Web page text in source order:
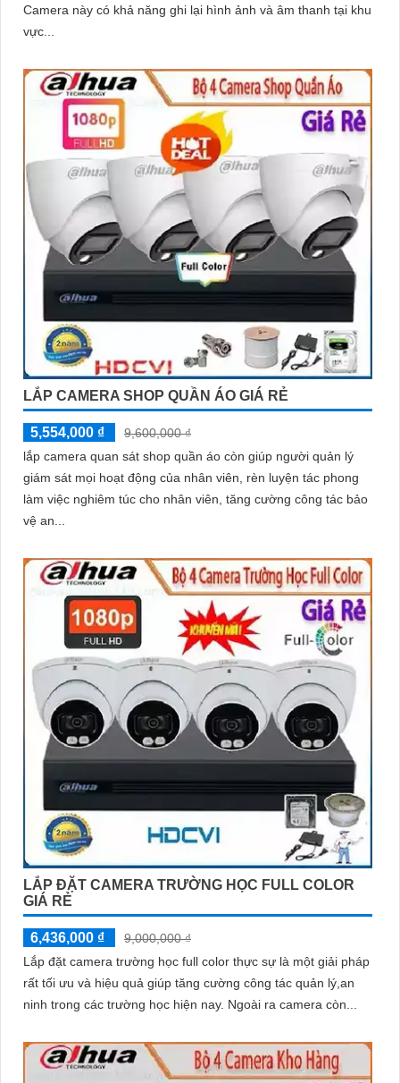
Camera này có khả năng ghi lại hình ảnh và âm thanh tại khu
vực...
LẮP CAMERA SHOP QUẦN ÁO GIÁ RẺ
5,554,000 ₫
9,600,000 ₫
lắp camera quan sát shop quần áo còn giúp người quản lý
giám sát mọi hoạt động của nhân viên, rèn luyện tác phong
làm việc nghiêm túc cho nhân viên, tăng cường công tác bảo
vệ an...
LẮP ĐẶT CAMERA TRƯỜNG HỌC FULL COLOR
GIÁ RẺ
6,436,000 ₫
9,000,000 ₫
Lắp đặt camera trường học full color thực sự là một giải pháp
rất tối ưu và hiệu quả giúp tăng cường công tác quản lý,an
ninh trong các trường học hiện nay. Ngoài ra camera còn...